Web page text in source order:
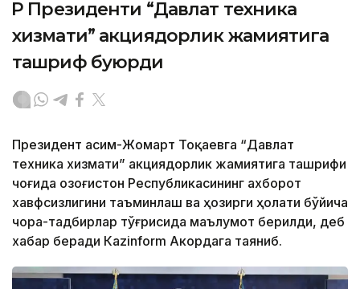
ҚР Президенти “Давлат техника
хизмати” акциядорлик жамиятига
ташриф буюрди
Президент Қасим-Жомарт Тоқаевга “Давлат
техника хизмати” акциядорлик жамиятига ташрифи
чоғида Қозоғистон Республикасининг ахборот
хавфсизлигини таъминлаш ва ҳозирги ҳолати бўйича
чора-тадбирлар тўғрисида маълумот берилди, деб
хабар беради Каzinform Акордага таяниб.